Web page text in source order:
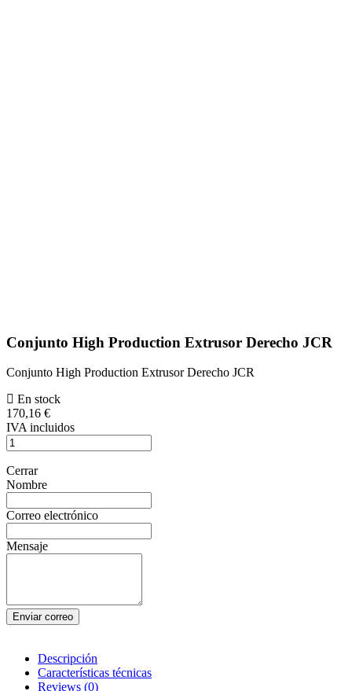
Conjunto High Production Extrusor Derecho JCR
Conjunto High Production Extrusor Derecho JCR
En stock
170,16 €
IVA incluidos
Cerrar
Nombre
Correo electrónico
Mensaje
Enviar correo
Descripción
Características técnicas
Reviews (0)